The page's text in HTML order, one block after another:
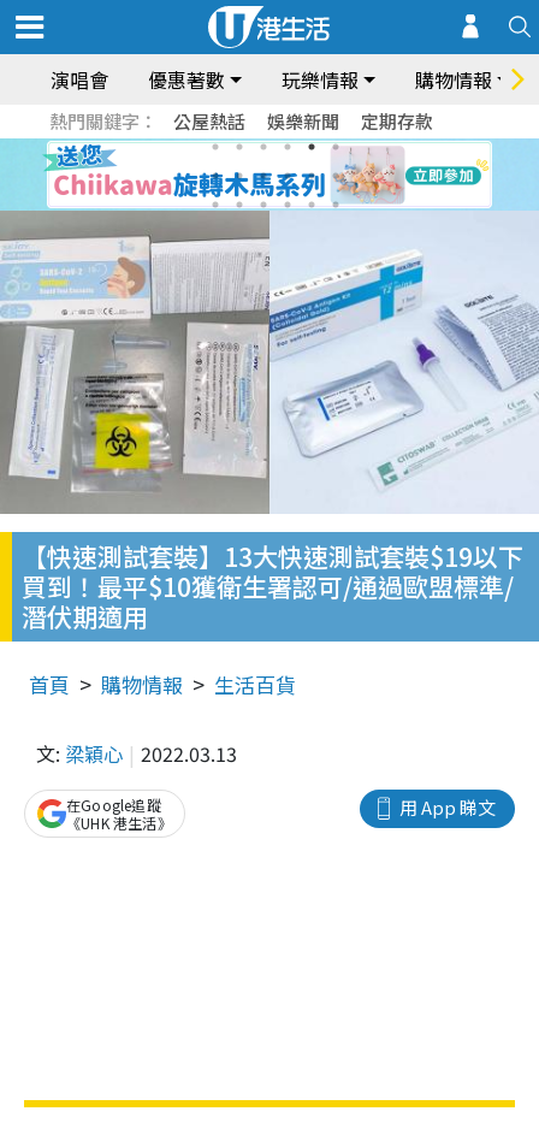
演唱會 優惠著數 玩樂情報 購物情報
熱門關鍵字： 公屋熱話 娛樂新聞 定期存款
【快速測試套裝】13大快速測試套裝$19以下
買到！最平$10獲衛生署認可/通過歐盟標準/
潛伏期適用
首頁 購物情報 生活百貨
文: 梁穎心 2022.03.13
用 App 睇文
在Google追蹤
《UHK 港生活》